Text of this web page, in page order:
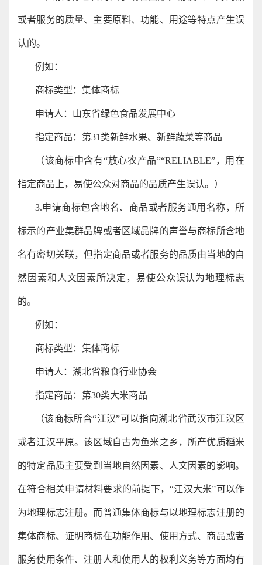
或者服务的质量、主要原料、功能、用途等特点产生误
认的。
例如：
商标类型：集体商标
申请人：山东省绿色食品发展中心
指定商品：第31类新鲜水果、新鲜蔬菜等商品
（该商标中含有“放心农产品”“RELIABLE”，用在
指定商品上，易使公众对商品的品质产生误认。）
3.申请商标包含地名、商品或者服务通用名称，所
标示的产业集群品牌或者区域品牌的声誉与商标所含地
名有密切关联，但指定商品或者服务的品质由当地的自
然因素和人文因素所决定，易使公众误认为地理标志
的。
例如：
商标类型：集体商标
申请人：湖北省粮食行业协会
指定商品：第30类大米商品
（该商标所含“江汉”可以指向湖北省武汉市江汉区
或者江汉平原。该区域自古为鱼米之乡，所产优质稻米
的特定品质主要受到当地自然因素、人文因素的影响。
在符合相关申请材料要求的前提下，“江汉大米”可以作
为地理标志注册。而普通集体商标与以地理标志注册的
集体商标、证明商标在功能作用、使用方式、商品或者
服务使用条件、注册人和使用人的权利义务等方面均有